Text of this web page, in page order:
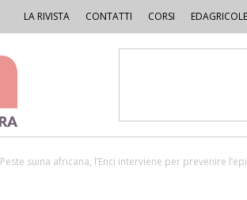
LA RIVISTA CONTATTI CORSI EDAGRICOLE
Peste suina africana, l’Enci interviene per prevenire